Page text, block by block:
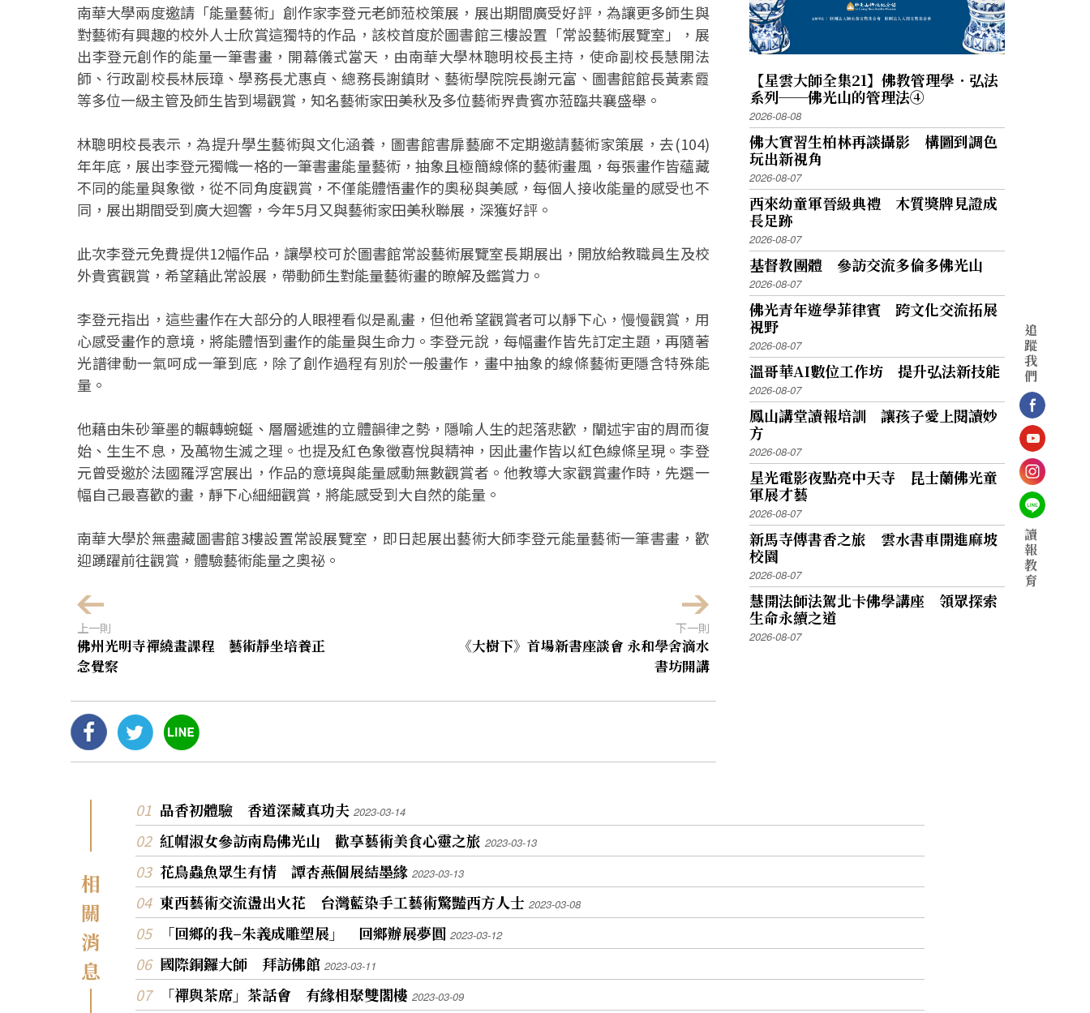
南華大學兩度邀請「能量藝術」創作家李登元老師蒞校策展，展出期間廣受好評，為讓更多師生與
對藝術有興趣的校外人士欣賞這獨特的作品，該校首度於圖書館三樓設置「常設藝術展覽室」，展
出李登元創作的能量一筆書畫，開幕儀式當天，由南華大學林聰明校長主持，使命副校長慧開法
師、行政副校長林辰璋、學務長尤惠貞、總務長謝鎮財、藝術學院院長謝元富、圖書館館長黃素霞
等多位一級主管及師生皆到場觀賞，知名藝術家田美秋及多位藝術界貴賓亦蒞臨共襄盛舉。
林聰明校長表示，為提升學生藝術與文化涵養，圖書館書扉藝廊不定期邀請藝術家策展，去(104)
年年底，展出李登元獨幟一格的一筆書畫能量藝術，抽象且極簡線條的藝術畫風，每張畫作皆蘊藏
不同的能量與象徵，從不同角度觀賞，不僅能體悟畫作的奧秘與美感，每個人接收能量的感受也不
同，展出期間受到廣大迴響，今年5月又與藝術家田美秋聯展，深獲好評。
此次李登元免費提供12幅作品，讓學校可於圖書館常設藝術展覽室長期展出，開放給教職員生及校
外貴賓觀賞，希望藉此常設展，帶動師生對能量藝術畫的瞭解及鑑賞力。
李登元指出，這些畫作在大部分的人眼裡看似是亂畫，但他希望觀賞者可以靜下心，慢慢觀賞，用
心感受畫作的意境，將能體悟到畫作的能量與生命力。李登元說，每幅畫作皆先訂定主題，再隨著
光譜律動一氣呵成一筆到底，除了創作過程有別於一般畫作，畫中抽象的線條藝術更隱含特殊能
量。
他藉由朱砂筆墨的輾轉蜿蜒、層層遞進的立體韻律之勢，隱喻人生的起落悲歡，闡述宇宙的周而復
始、生生不息，及萬物生滅之理。也提及紅色象徵喜悅與精神，因此畫作皆以紅色線條呈現。李登
元曾受邀於法國羅浮宮展出，作品的意境與能量感動無數觀賞者。他教導大家觀賞畫作時，先選一
幅自己最喜歡的畫，靜下心細細觀賞，將能感受到大自然的能量。
南華大學於無盡藏圖書館3樓設置常設展覽室，即日起展出藝術大師李登元能量藝術一筆書畫，歡
迎踴躍前往觀賞，體驗藝術能量之奧祕。
上一則
佛州光明寺禪繞畫課程 藝術靜坐培養正
念覺察
下一則
《大樹下》首場新書座談會 永和學舍滴水
書坊開講
【星雲大師全集21】佛教管理學．弘法
系列──佛光山的管理法④
2026-08-08
佛大實習生柏林再談攝影 構圖到調色
玩出新視角
2026-08-07
西來幼童軍晉級典禮 木質獎牌見證成
長足跡
2026-08-07
基督教團體 參訪交流多倫多佛光山
2026-08-07
佛光青年遊學菲律賓 跨文化交流拓展
視野
2026-08-07
溫哥華AI數位工作坊 提升弘法新技能
2026-08-07
鳳山講堂讀報培訓 讓孩子愛上閱讀妙
方
2026-08-07
星光電影夜點亮中天寺 昆士蘭佛光童
軍展才藝
2026-08-07
新馬寺傳書香之旅 雲水書車開進麻坡
校園
2026-08-07
慧開法師法駕北卡佛學講座 領眾探索
生命永續之道
2026-08-07
相
關
消
息
品香初體驗 香道深藏真功夫 2023-03-14
紅帽淑女參訪南島佛光山 歡享藝術美食心靈之旅 2023-03-13
花鳥蟲魚眾生有情 譚杏燕個展結墨緣 2023-03-13
東西藝術交流盪出火花 台灣藍染手工藝術驚豔西方人士 2023-03-08
「回鄉的我–朱義成雕塑展」 回鄉辦展夢圓 2023-03-12
國際銅鑼大師 拜訪佛館 2023-03-11
「禪與茶席」茶話會 有緣相聚雙閣樓 2023-03-09
追
蹤
我
們
讀
報
教
育